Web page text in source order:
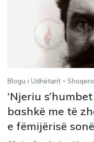
Blogu i Udhëtarit
‘Njeriu
bashkë me të
e fëmijërisë